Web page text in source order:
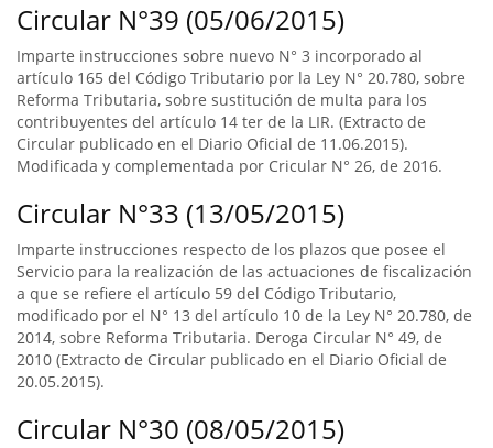
Circular N°39 (05/06/2015)
Imparte instrucciones sobre nuevo N° 3 incorporado al
artículo 165 del Código Tributario por la Ley N° 20.780, sobre
Reforma Tributaria, sobre sustitución de multa para los
contribuyentes del artículo 14 ter de la LIR. (Extracto de
Circular publicado en el Diario Oficial de 11.06.2015).
Modificada y complementada por Cricular N° 26, de 2016.
Circular N°33 (13/05/2015)
Imparte instrucciones respecto de los plazos que posee el
Servicio para la realización de las actuaciones de fiscalización
a que se refiere el artículo 59 del Código Tributario,
modificado por el N° 13 del artículo 10 de la Ley N° 20.780, de
2014, sobre Reforma Tributaria. Deroga Circular N° 49, de
2010 (Extracto de Circular publicado en el Diario Oficial de
20.05.2015).
Circular N°30 (08/05/2015)